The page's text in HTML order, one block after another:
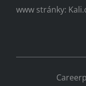
www stránky: